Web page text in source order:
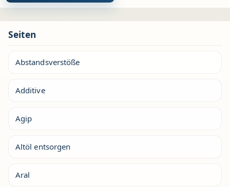
Seiten
Abstandsverstöße
Additive
Agip
Altöl entsorgen
Aral